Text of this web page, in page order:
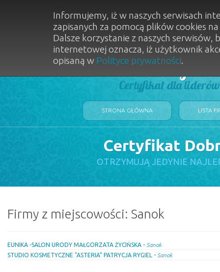
Dobry
Certyfikat dla
STRONA GŁÓWNA LISTA
Certyfikat
OTRZYMUJĄ JEDYNIE
Firmy z miejscowości: Sanok
EUNIKA -SALON URODY MAŁGORZATA ŻYCIŃSKA - Sanok
STUDIO KOSMETYCZNE "ASTERIA" PATRYCJA RYGIEL - Sanok
Informujemy, iż w naszych serwisach
zapisanych za pomocą plików cookies
Dalsze korzystanie z naszych
internetowej oznacza, iż użytkownik
opisaną w Polityce prywatności.